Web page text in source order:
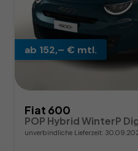
ab 152,– € mtl.
Fiat 600
POP Hybrid WinterP
unverbindliche Lieferzeit: